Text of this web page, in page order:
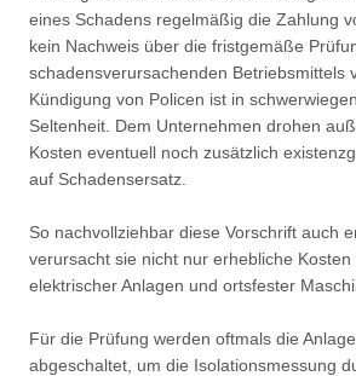
eines Schadens regelmäßig die Zahlung
kein Nachweis über die fristgemäße
schadensverursachenden Betriebsmittels
Kündigung von Policen ist in
Seltenheit. Dem Unternehmen drohen
Kosten eventuell noch zusätzlich
auf Schadensersatz.
So nachvollziehbar diese Vorschrift auch
verursacht sie nicht nur erhebliche
elektrischer Anlagen und ortsfester
Für die Prüfung werden oftmals die
abgeschaltet, um die Isolationsmessung